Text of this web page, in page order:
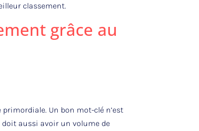
classement.
grâce au
Un bon mot-clé n’est
aussi avoir un volume de